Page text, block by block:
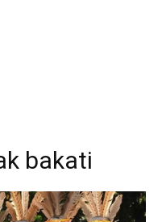
bakati